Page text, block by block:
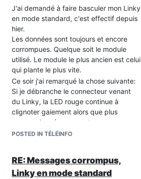
J'ai demandé à faire basculer mon Linky
en mode standard, c'est effectif depuis
hier.
Les données sont toujours et encore
corrompues. Quelque soit le module
utilisé. Le module le plus ancien est celui
qui plante le plus vite.
Ce soir j'ai remarqué la chose suivante:
Si je débranche le connecteur venant
du Linky, la LED rouge continue à
clignoter gaiement alors que plus
aucune données ne sont censer
transiter
POSTED IN TÉLÉINFO
RE: Messages corrompus,
Linky en mode standard